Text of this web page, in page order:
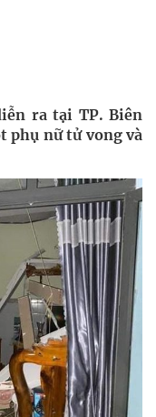
ra tại TP. Biên
phụ nữ tử vong và